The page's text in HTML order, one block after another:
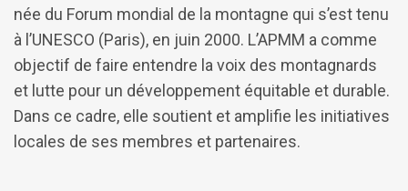
née du Forum mondial de la montagne qui s’est tenu
à l’UNESCO (Paris), en juin 2000. L’APMM a comme
objectif de faire entendre la voix des montagnards
et lutte pour un développement équitable et durable.
Dans ce cadre, elle soutient et amplifie les initiatives
locales de ses membres et partenaires.